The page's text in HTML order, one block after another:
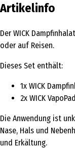
Artikelinfo
Der WICK
oder auf Reisen.
Dieses Set enthält:
1x WICK
2x WICK
Die Anwendung ist
Nase, Hals und
und Erkältung.